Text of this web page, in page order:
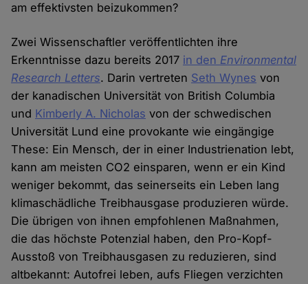
am effektivsten beizukommen?
Zwei Wissenschaftler veröffentlichten ihre
Erkenntnisse dazu bereits 2017 in den Environmental
Research Letters. Darin vertreten Seth Wynes von
der kanadischen Universität von British Columbia
und Kimberly A. Nicholas von der schwedischen
Universität Lund eine provokante wie eingängige
These: Ein Mensch, der in einer Industrienation lebt,
kann am meisten CO2 einsparen, wenn er ein Kind
weniger bekommt, das seinerseits ein Leben lang
klimaschädliche Treibhausgase produzieren würde.
Die übrigen von ihnen empfohlenen Maßnahmen,
die das höchste Potenzial haben, den Pro-Kopf-
Ausstoß von Treibhausgasen zu reduzieren, sind
altbekannt: Autofrei leben, aufs Fliegen verzichten